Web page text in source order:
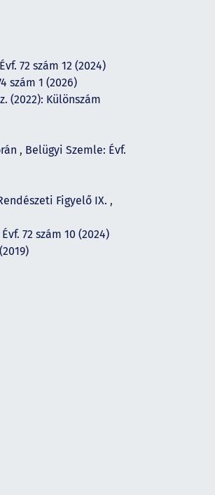
72 szám 12 (2024)
szám 1 (2026)
(2022): Különszám
, Belügyi Szemle: Évf.
Figyelő IX. ,
72 szám 10 (2024)